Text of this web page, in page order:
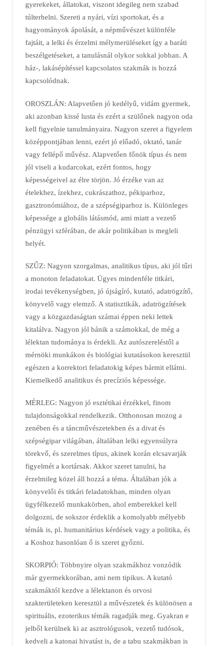
gyerekeket, állatokat, viszont idegileg nem szabad
túlterhelni. Szereti a nyári, vízi sportokat, és a
hagyományok ápolását, a népművészet különféle
fajtáit, a lelki és érzelmi mélymerüléseket így a baráti
beszélgetéseket, a tanulásnál olykor sokkal jobban. A
ház-, lakásépítéssel kapcsolatos szakmák is hozzá
kapcsolódnak.
OROSZLÁN: Alapvetően jó kedélyű, vidám gyermek,
aki azonban kissé lusta és ezért a szülőnek nagyon oda
kell figyelnie tanulmányaira. Nagyon szeret a figyelem
középpontjában lenni, ezért jó előadó, oktató, tanár
vagy fellépő művész. Alapvetően főnök típus és nem
jól viseli a kudarcokat, ezért fontos, hogy
képességeivel az élre törjön. Jó érzéke van az
ételekhez, ízekhez, cukrászathoz, pékiparhoz,
gasztronómiához, de a szépségiparhoz is. Különleges
képessége a globális látásmód, ami miatt a vezető
pénzügyi szférában, de akár politikában is megleli
helyét.
SZŰZ: Nagyon szorgalmas, analitikus típus, aki jól tűri
a monoton feladatokat. Ügyes mindenféle titkári,
irodai tevékenységben, jó újságíró, kutató, adatrögzítő,
könyvelő vagy elemző. A statisztikák, adatrögzítések
vagy a közgazdaságtan számai éppen neki lettek
kitalálva. Nagyon jól bánik a számokkal, de még a
lélektan tudománya is érdekli. Az autószereléstől a
mérnöki munkákon és biológiai kutatásokon keresztül
egészen a korrektori feladatokig képes bármit ellátni.
Kiemelkedő analitikus és precíziós képessége.
MÉRLEG: Nagyon jó esztétikai érzékkel, finom
tulajdonságokkal rendelkezik. Otthonosan mozog a
zenében és a táncművészetekben és a divat és
szépségipar világában, általában lelki egyensúlyra
törekvő, és szerelmes típus, akinek korán elcsavarják
figyelmét a kortársak. Akkor szeret tanulni, ha
érzelmileg közel áll hozzá a téma. Általában jók a
könyvelői és titkári feladatokban, minden olyan
ügyfélkezelő munkakörben, ahol emberekkel kell
dolgozni, de sokszor érdeklik a komolyabb mélyebb
témák is, pl. humanitárius kérdések vagy a politika, és
a Koshoz hasonlóan ő is szeret győzni.
SKORPIÓ: Többnyire olyan szakmákhoz vonzódik
már gyermekkorában, ami nem tipikus. A kutató
szakmáktól kezdve a lélektanon és orvosi
szakterületeken keresztül a művészetek és különösen a
spirituális, ezoterikus témák ragadják meg. Gyakran e
jelből kerülnek ki az asztrológusok, vezető tudósok,
kedveli a katonai hivatást is, de a tabu szakmákban is